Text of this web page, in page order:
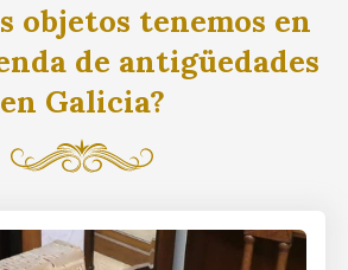
objetos tenemos en
de antigüedades
en Galicia?